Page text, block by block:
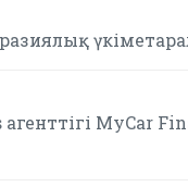
MyCar